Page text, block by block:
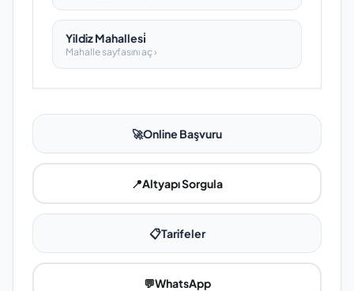
Yildiz Mahallesi̇
Mahalle sayfasını aç ›
🚀Online Başvuru
📍Altyapı Sorgula
📋Tarifeler
💬WhatsApp